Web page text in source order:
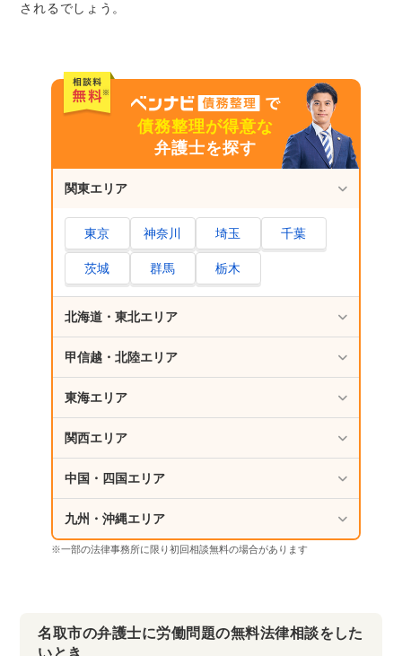
されるでしょう。
債務整理が得意な
弁護士を探す
関東エリア
東京 神奈川 埼玉 千葉
茨城 群馬 栃木
北海道・東北エリア
甲信越・北陸エリア
東海エリア
関西エリア
中国・四国エリア
九州・沖縄エリア
※一部の法律事務所に限り初回相談無料の場合があります
名取市の弁護士に労働問題の無料法律相談をした